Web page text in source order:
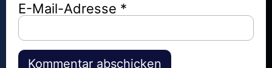
E-Mail-Adresse *